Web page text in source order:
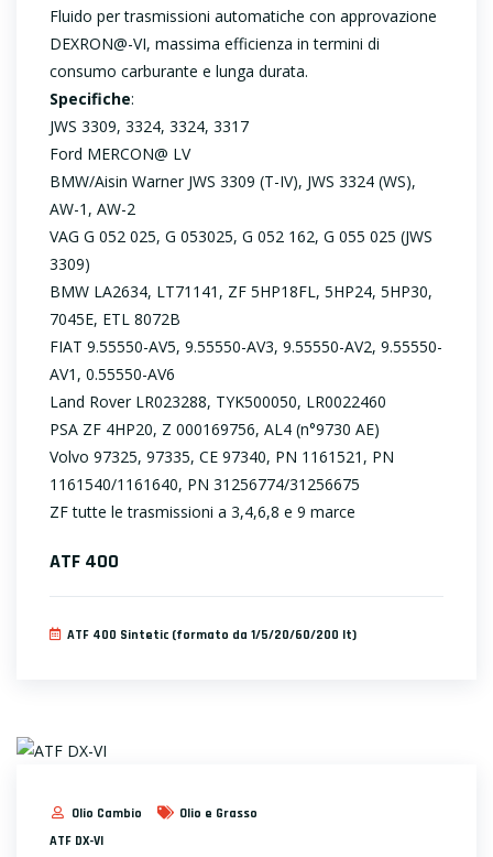
Fluido per trasmissioni automatiche con approvazione
DEXRON@-VI, massima efficienza in termini di
consumo carburante e lunga durata.
Specifiche:
JWS 3309, 3324, 3324, 3317
Ford MERCON@ LV
BMW/Aisin Warner JWS 3309 (T-IV), JWS 3324 (WS),
AW-1, AW-2
VAG G 052 025, G 053025, G 052 162, G 055 025 (JWS
3309)
BMW LA2634, LT71141, ZF 5HP18FL, 5HP24, 5HP30,
7045E, ETL 8072B
FIAT 9.55550-AV5, 9.55550-AV3, 9.55550-AV2, 9.55550-
AV1, 0.55550-AV6
Land Rover LR023288, TYK500050, LR0022460
PSA ZF 4HP20, Z 000169756, AL4 (n°9730 AE)
Volvo 97325, 97335, CE 97340, PN 1161521, PN
1161540/1161640, PN 31256774/31256675
ZF tutte le trasmissioni a 3,4,6,8 e 9 marce
ATF 400
ATF 400 Sintetic (formato da 1/5/20/60/200 lt)
Olio Cambio
Olio e Grasso
ATF DX-VI